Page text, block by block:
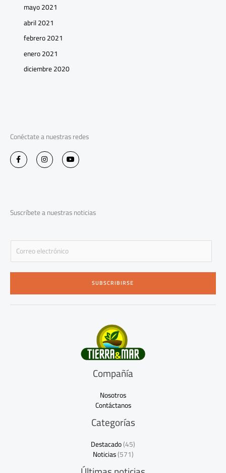
mayo 2021
abril 2021
febrero 2021
enero 2021
diciembre 2020
Conéctate a nuestras redes
F
a
c
-
f
I
n
s
m
Y
o
u
Suscríbete a nuestras noticias
E
a
i
*
SUBSCRIBIRSE
Compañía
Nosotros
Contáctanos
Categorías
Destacado(45)
Noticias(571)